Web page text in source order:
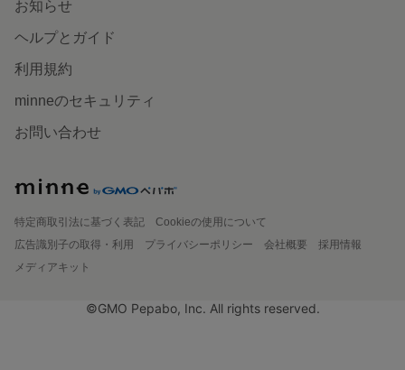
お知らせ
ヘルプとガイド
利用規約
minneのセキュリティ
お問い合わせ
特定商取引法に基づく表記
Cookieの使用について
広告識別子の取得・利用
プライバシーポリシー 会社概要
採用情報
メディアキット
©GMO Pepabo, Inc. All rights reserved.